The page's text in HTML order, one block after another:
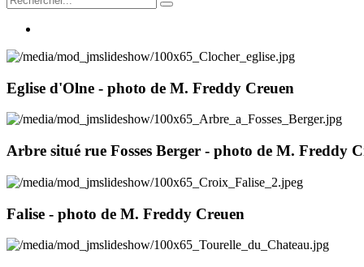
Eglise d'Olne - photo de M. Freddy Creuen
Arbre situé rue Fosses Berger - photo de M. Freddy
Falise - photo de M. Freddy Creuen